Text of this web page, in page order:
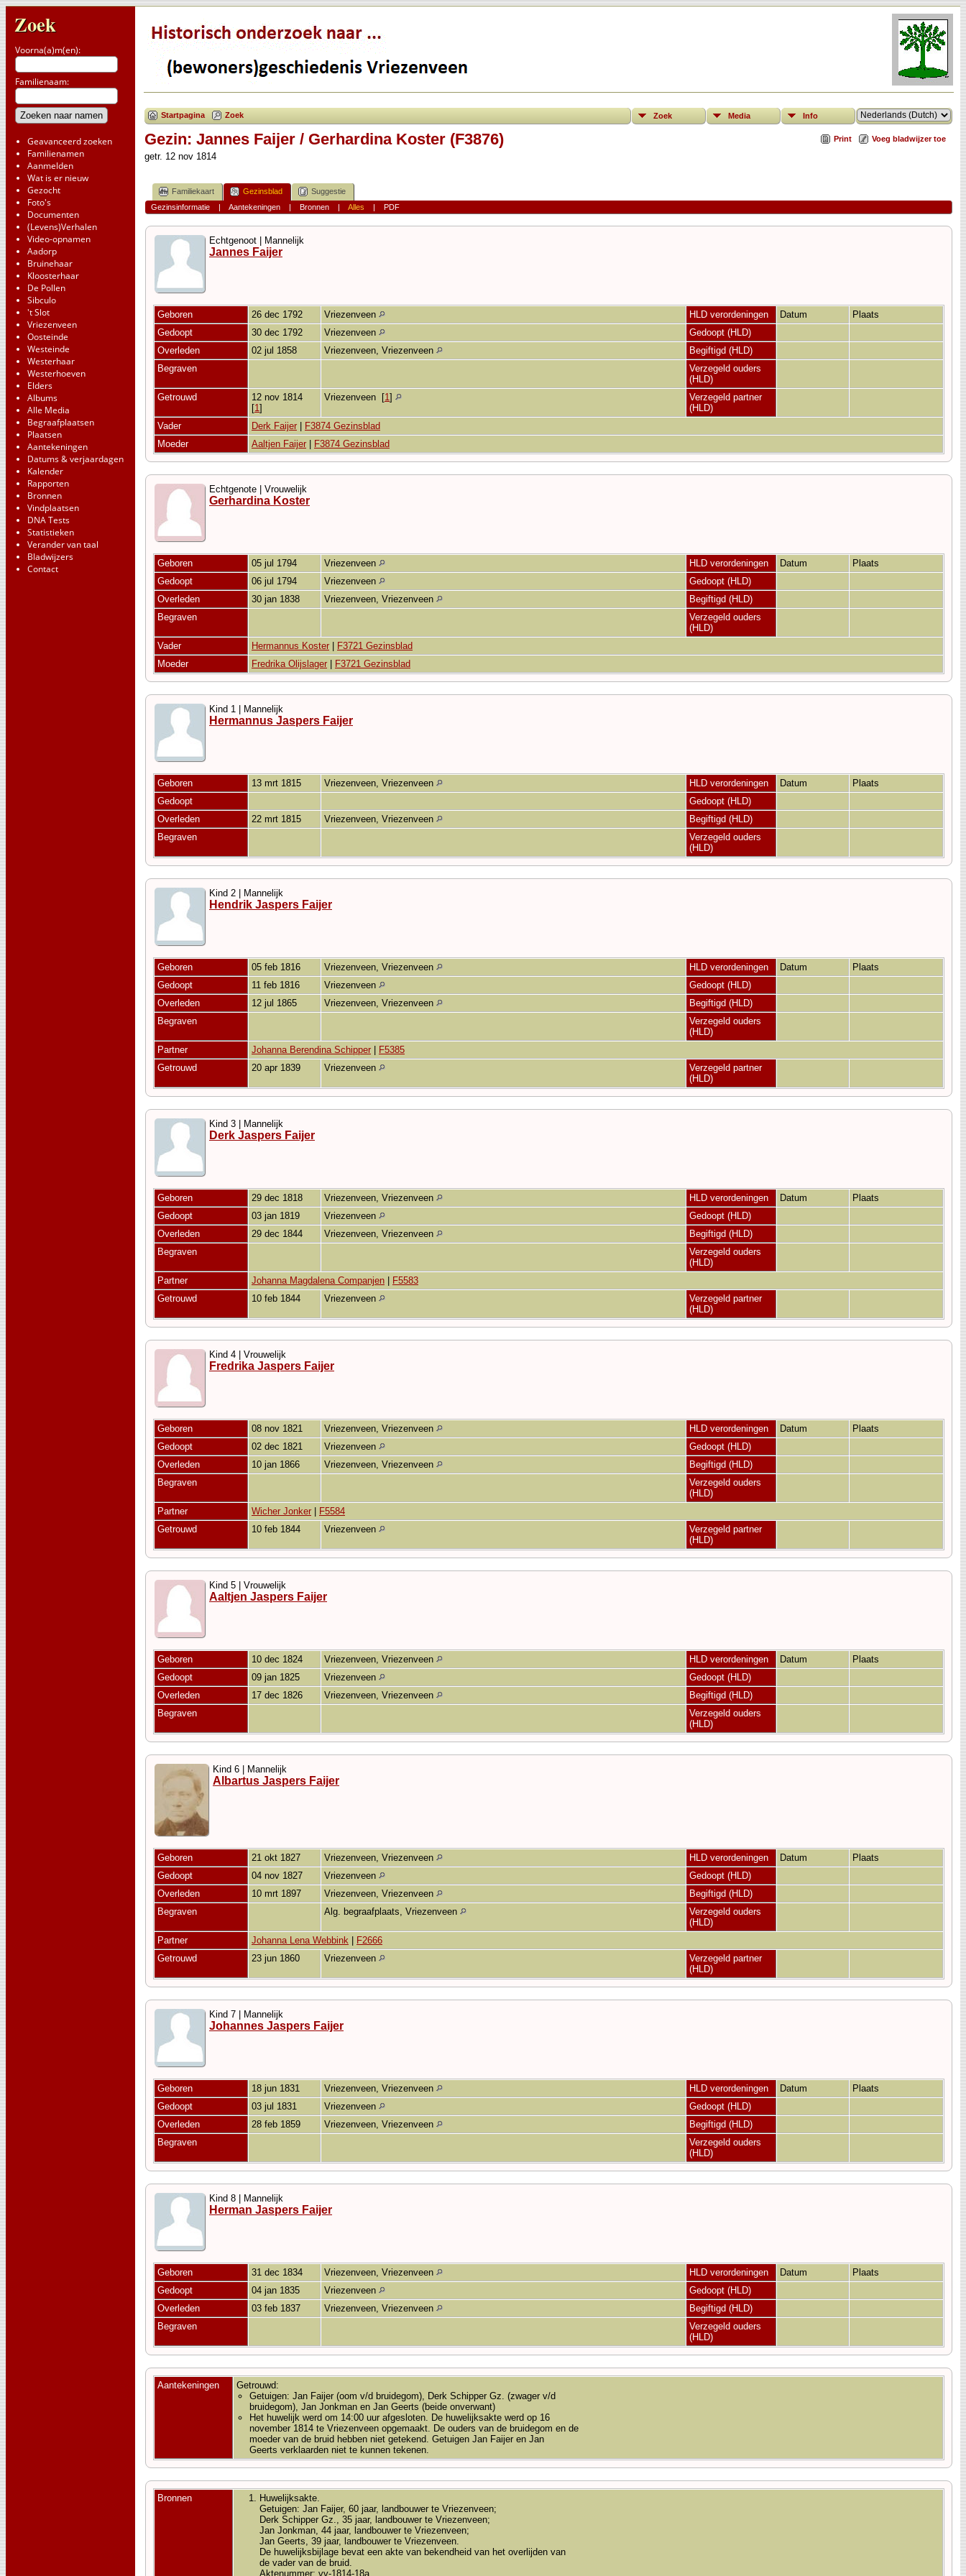
Zoek
Voorna(a)m(en):
Familienaam:
Geavanceerd zoeken
Familienamen
Aanmelden
Wat is er nieuw
Gezocht
Foto's
Documenten
(Levens)Verhalen
Video-opnamen
Aadorp
Bruinehaar
Kloosterhaar
De Pollen
Sibculo
't Slot
Vriezenveen
Oosteinde
Westeinde
Westerhaar
Westerhoeven
Elders
Albums
Alle Media
Begraafplaatsen
Plaatsen
Aantekeningen
Datums & verjaardagen
Kalender
Rapporten
Bronnen
Vindplaatsen
DNA Tests
Statistieken
Verander van taal
Bladwijzers
Contact
Startpagina Zoek Zoek Media Info
Print Voeg bladwijzer toe
Gezin: Jannes Faijer / Gerhardina Koster (F3876)
getr. 12 nov 1814
Familiekaart Gezinsblad
Suggestie
Gezinsinformatie| Aantekeningen| Bronnen| Alles | PDF
Echtgenoot | Mannelijk
Jannes Faijer
Geboren 26 dec 1792 Vriezenveen HLD verordeningen Datum
Plaats
Gedoopt
30 dec 1792 Vriezenveen
Gedoopt (HLD)
Overleden
02 jul 1858 Vriezenveen, Vriezenveen
Begiftigd (HLD)
Begraven
Verzegeld ouders
(HLD)
Getrouwd
12 nov 1814
[1]
Vriezenveen [1]
Verzegeld partner
(HLD)
Vader
Derk Faijer
F3874 Gezinsblad
Moeder
Aaltjen Faijer F3874 Gezinsblad
Echtgenote | Vrouwelijk
Gerhardina Koster
Geboren 05 jul 1794 Vriezenveen HLD verordeningen Datum
Plaats
Gedoopt
06 jul 1794 Vriezenveen
Gedoopt (HLD)
Overleden
30 jan 1838 Vriezenveen, Vriezenveen
Begiftigd (HLD)
Begraven
Verzegeld ouders
(HLD)
Vader
Hermannus Koster
F3721 Gezinsblad
Moeder
Fredrika Olijslager F3721 Gezinsblad
Kind 1 | Mannelijk
Hermannus Jaspers Faijer
Geboren 13 mrt 1815 Vriezenveen, Vriezenveen HLD verordeningen Datum
Plaats
Gedoopt
Gedoopt (HLD)
Overleden
22 mrt 1815 Vriezenveen, Vriezenveen
Begiftigd (HLD)
Begraven
Verzegeld ouders
(HLD)
Kind 2 | Mannelijk
Hendrik Jaspers Faijer
Geboren 05 feb 1816 Vriezenveen, Vriezenveen HLD verordeningen Datum
Plaats
Gedoopt
11 feb 1816 Vriezenveen
Gedoopt (HLD)
Overleden
12 jul 1865 Vriezenveen, Vriezenveen
Begiftigd (HLD)
Begraven
Verzegeld ouders
(HLD)
Partner
Johanna Berendina Schipper
F5385
Getrouwd
20 apr 1839 Vriezenveen
Verzegeld partner
(HLD)
Kind 3 | Mannelijk
Derk Jaspers Faijer
Geboren 29 dec 1818 Vriezenveen, Vriezenveen HLD verordeningen Datum
Plaats
Gedoopt
03 jan 1819 Vriezenveen
Gedoopt (HLD)
Overleden
29 dec 1844 Vriezenveen, Vriezenveen
Begiftigd (HLD)
Begraven
Verzegeld ouders
(HLD)
Partner
Johanna Magdalena Companjen
F5583
Getrouwd
10 feb 1844 Vriezenveen
Verzegeld partner
(HLD)
Kind 4 | Vrouwelijk
Fredrika Jaspers Faijer
Geboren 08 nov 1821 Vriezenveen, Vriezenveen HLD verordeningen Datum
Plaats
Gedoopt
02 dec 1821 Vriezenveen
Gedoopt (HLD)
Overleden
10 jan 1866 Vriezenveen, Vriezenveen
Begiftigd (HLD)
Begraven
Verzegeld ouders
(HLD)
Partner
Wicher Jonker
F5584
Getrouwd
10 feb 1844 Vriezenveen
Verzegeld partner
(HLD)
Kind 5 | Vrouwelijk
Aaltjen Jaspers Faijer
Geboren 10 dec 1824 Vriezenveen, Vriezenveen HLD verordeningen Datum
Plaats
Gedoopt
09 jan 1825 Vriezenveen
Gedoopt (HLD)
Overleden
17 dec 1826 Vriezenveen, Vriezenveen
Begiftigd (HLD)
Begraven
Verzegeld ouders
(HLD)
Kind 6 | Mannelijk
Albartus Jaspers Faijer
Geboren 21 okt 1827 Vriezenveen, Vriezenveen HLD verordeningen Datum
Plaats
Gedoopt
04 nov 1827 Vriezenveen
Gedoopt (HLD)
Overleden
10 mrt 1897 Vriezenveen, Vriezenveen
Begiftigd (HLD)
Begraven
Alg. begraafplaats, Vriezenveen
Verzegeld ouders
(HLD)
Partner
Johanna Lena Webbink
F2666
Getrouwd
23 jun 1860 Vriezenveen
Verzegeld partner
(HLD)
Kind 7 | Mannelijk
Johannes Jaspers Faijer
Geboren 18 jun 1831 Vriezenveen, Vriezenveen HLD verordeningen Datum
Plaats
Gedoopt
03 jul 1831 Vriezenveen
Gedoopt (HLD)
Overleden
28 feb 1859 Vriezenveen, Vriezenveen
Begiftigd (HLD)
Begraven
Verzegeld ouders
(HLD)
Kind 8 | Mannelijk
Herman Jaspers Faijer
Geboren 31 dec 1834 Vriezenveen, Vriezenveen HLD verordeningen Datum
Plaats
Gedoopt
04 jan 1835 Vriezenveen
Gedoopt (HLD)
Overleden
03 feb 1837 Vriezenveen, Vriezenveen
Begiftigd (HLD)
Begraven
Verzegeld ouders
(HLD)
Aantekeningen
Getrouwd:
Getuigen: Jan Faijer (oom v/d bruidegom), Derk Schipper Gz. (zwager v/d
bruidegom), Jan Jonkman en Jan Geerts (beide onverwant)
Het huwelijk werd om 14:00 uur afgesloten. De huwelijksakte werd op 16
november 1814 te Vriezenveen opgemaakt. De ouders van de bruidegom en de
moeder van de bruid hebben niet getekend. Getuigen Jan Faijer en Jan
Geerts verklaarden niet te kunnen tekenen.
Bronnen
Huwelijksakte.
Getuigen: Jan Faijer, 60 jaar, landbouwer te Vriezenveen;
Derk Schipper Gz., 35 jaar, landbouwer te Vriezenveen;
Jan Jonkman, 44 jaar, landbouwer te Vriezenveen;
Jan Geerts, 39 jaar, landbouwer te Vriezenveen.
De huwelijksbijlage bevat een akte van bekendheid van het overlijden van
de vader van de bruid.
Aktenummer: vv-1814-18a